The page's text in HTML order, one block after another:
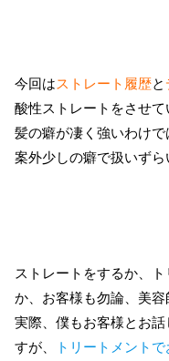
今回はストレート履歴と
酸性ストレートをさせて
髪の癖が凄く強いわけ
案外少しの癖で扱いずら
ストレートをするか、
か、お客様も勿論、美容
実際、僕もお客様とお
すが、
トリートメント